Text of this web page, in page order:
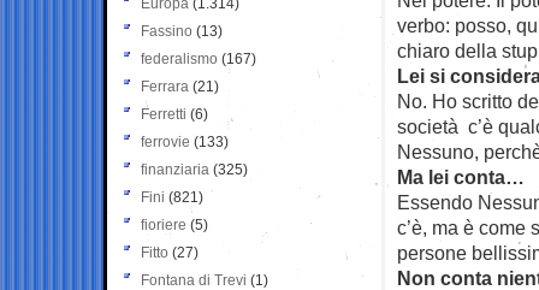
verbo: posso,
chiaro della
Lei si
No. Ho scritto
società c’è
Nessuno,
Ma lei conta…
Essendo
c’è, ma è come
persone
Non conta
Europa (1.314)
Fassino (13)
federalismo (167)
Ferrara (21)
Ferretti (6)
ferrovie (133)
finanziaria (325)
Fini (821)
fioriere (5)
Fitto (27)
Fontana di Trevi (1)